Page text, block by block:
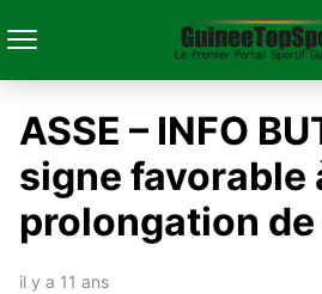
ASSE – INFO
signe favorable
prolongation
il y a 11 ans